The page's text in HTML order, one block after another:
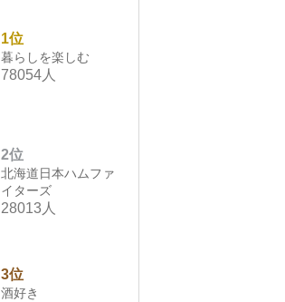
1位
暮らしを楽しむ
78054人
2位
北海道日本ハムファ
イターズ
28013人
3位
酒好き